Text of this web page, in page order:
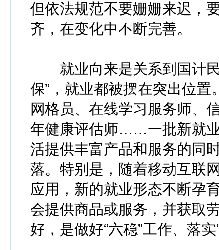
但依法规范不要姗姗来迟，
齐，在变化中不断完善。
就业向来是关系到国计民
保”，就业都被摆在突出位
网格员、在线学习服务师、
年健康评估师……一批新就
活提供丰富产品和服务的同
落。特别是，随着移动互联
应用，新的就业形态不断孕
会提供商品或服务，并获取
好，是做好“六稳”工作、落